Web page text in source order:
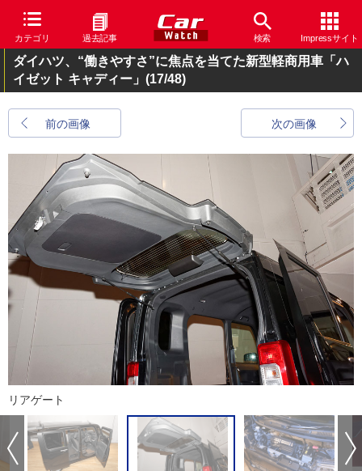
カテゴリ 過去記事 検索 Impressサイト
ダイハツ、“働きやすさ”に焦点を当てた新型軽商用車「ハ
イゼット キャディー」 (17/48)
前の画像 次の画像
リアゲート